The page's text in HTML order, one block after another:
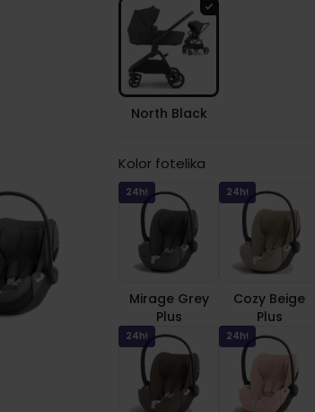
North Black
Kolor fotelika
24h!
Mirage Grey
Plus
24h!
Cozy Beige
Plus
24h! 24h!